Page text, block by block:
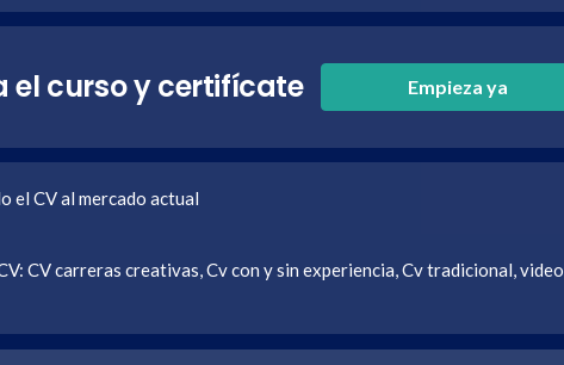
el curso y certifícate Empieza ya
el CV al mercado actual
CV carreras creativas, Cv con y sin experiencia, Cv tradicional, video